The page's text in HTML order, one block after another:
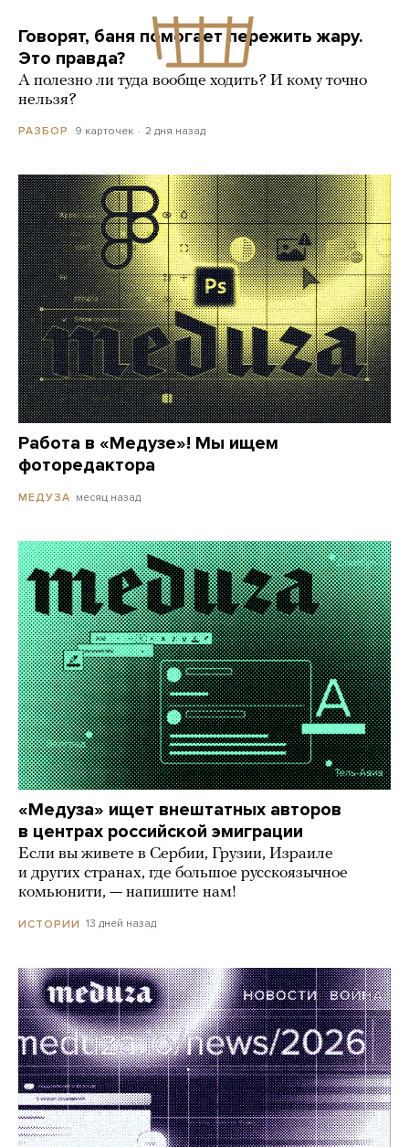
Говорят, баня помогает пережить жару.
Это правда?
А полезно ли туда вообще ходить? И кому точно
нельзя?
РАЗБОР 9 карточек 2 дня назад
Работа в «Медузе»! Мы ищем
фоторедактора
МЕДУЗА месяц назад
«Медуза» ищет внештатных авторов
в центрах российской эмиграции
Если вы живете в Сербии, Грузии, Израиле
и других странах, где большое русскоязычное
комьюнити, — напишите нам!
ИСТОРИИ 13 дней назад